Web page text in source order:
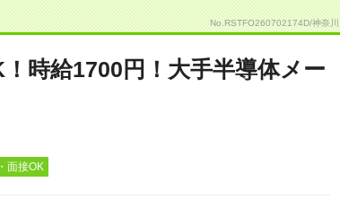
No.RSTFO260702174D/神奈川
！時給1700円！大手半導体メー
面接OK